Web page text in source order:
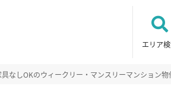
エリア
具なしOKのウィークリー・マンスリーマンション物